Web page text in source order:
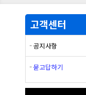
고객센터
공지사항
묻고답하기